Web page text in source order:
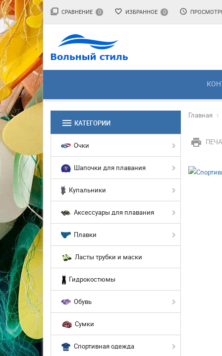
filter_none СРАВНЕНИЕ 0 favorite_border ИЗБРАННОЕ 0 access_time
menu КАТЕГОРИИ
Очки
Шапочки для плавания
Купальники
Аксессуары для плавания
Плавки
Ласты трубки и маски
Гидрокостюмы
Обувь
Сумки
Спортивная одежда
Главная
print